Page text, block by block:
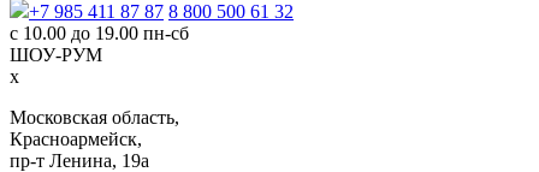
+7 985 411 87 87 8 800 500 61 32
с 10.00 до 19.00 пн-сб
ШОУ-РУМ
x
Московская область,
Красноармейск,
пр-т Ленина, 19а